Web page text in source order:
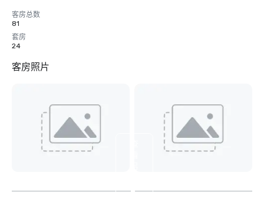
客房总数
81
套房
24
客房照片
2